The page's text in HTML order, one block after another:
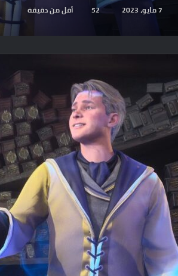
7 مايو، 2023 52 أقل من دقيقة